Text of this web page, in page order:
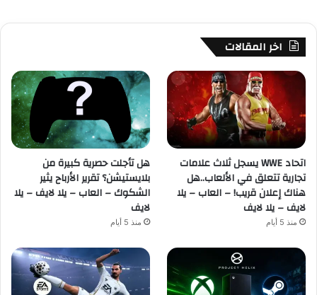
اخر المقالات
اتحاد WWE يسجل ثلاث علامات
تجارية تتعلق في الألعاب..هل
هناك إعلان قريب! – العاب – يلا
لايف – يلا لايف
منذ 5 أيام
هل تأجلت حصرية كبيرة من
بلايستيشن؟ تقرير الأرباح يثير
الشكوك – العاب – يلا لايف – يلا
لايف
منذ 5 أيام